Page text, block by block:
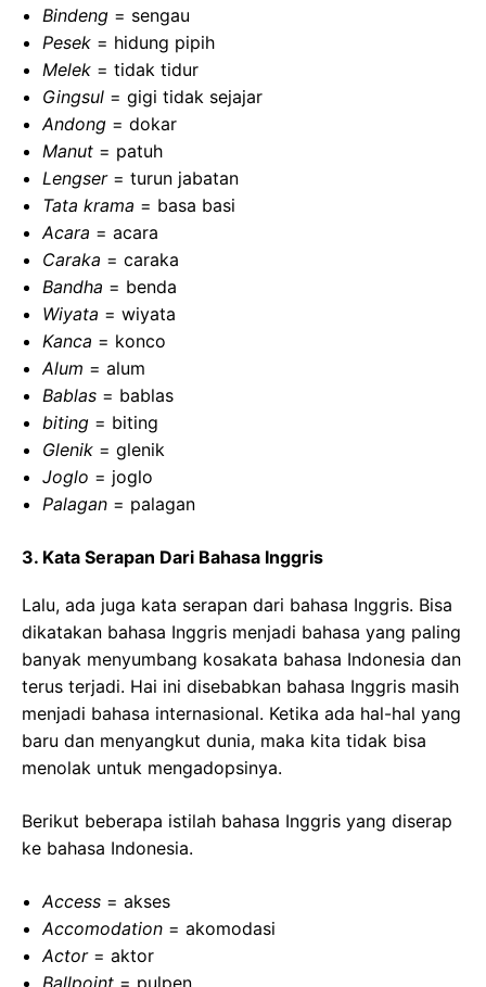
Bindeng = sengau
Pesek = hidung pipih
Melek = tidak tidur
Gingsul = gigi tidak sejajar
Andong = dokar
Manut = patuh
Lengser = turun jabatan
Tata krama = basa basi
Acara = acara
Caraka = caraka
Bandha = benda
Wiyata = wiyata
Kanca = konco
Alum = alum
Bablas = bablas
biting = biting
Glenik = glenik
Joglo = joglo
Palagan = palagan
3. Kata Serapan Dari Bahasa Inggris
Lalu, ada juga kata serapan dari bahasa Inggris. Bisa
dikatakan bahasa Inggris menjadi bahasa yang paling
banyak menyumbang kosakata bahasa Indonesia dan
terus terjadi. Hai ini disebabkan bahasa Inggris masih
menjadi bahasa internasional. Ketika ada hal-hal yang
baru dan menyangkut dunia, maka kita tidak bisa
menolak untuk mengadopsinya.
Berikut beberapa istilah bahasa Inggris yang diserap
ke bahasa Indonesia.
Access = akses
Accomodation = akomodasi
Actor= aktor
Ballpoint = pulpen